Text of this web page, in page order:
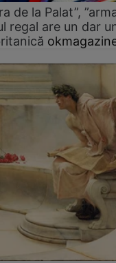
de la Palat”,
regal are un dar